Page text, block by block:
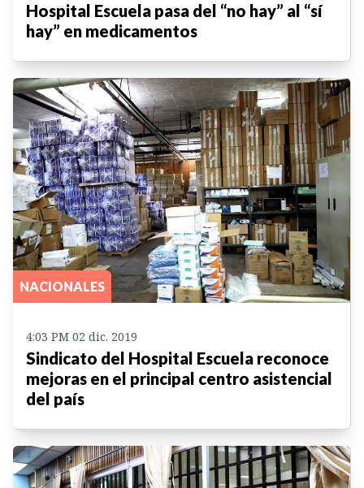
Hospital Escuela pasa del “no hay” al “sí
hay” en medicamentos
NACIONALES
4:03 PM 02 dic. 2019
Sindicato del Hospital Escuela reconoce
mejoras en el principal centro asistencial
del país